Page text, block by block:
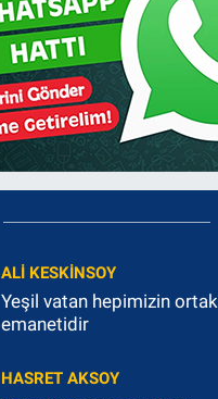
ALI KESKINSOY
Yeşil vatan hepimizin ortak
emanetidir
HASRET AKSOY